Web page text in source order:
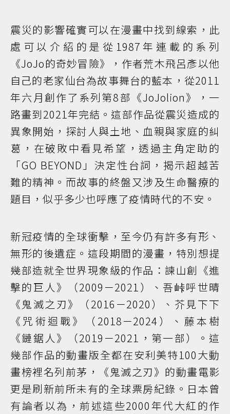
震災的影響確實可以在漫畫中找到線索，此
處可以介紹的是從1987年連載的系列
《JoJo的奇妙冒險》，作者荒木飛呂彥以他
自己的老家仙台為故事舞台的藍本，從2011
年六月創作了系列第8部《JoJolion》，一
路畫到2021年完結。這部作品從震災造成的
異象開始，探討人與土地、血親與家庭的糾
葛，在破敗中看見希望，透過主角定助的
「GO BEYOND」決定性台詞，揭示超越苦
難的精神。而故事的終盤又涉及生命醫療的
題目，似乎多少也呼應了疫情時代的不安。
新冠疫情的全球衝擊，至今仍有許多有形、
無形的後遺症。這段期間的漫畫，特別想提
幾部造就全世界現象級的作品：諫山創《進
擊的巨人》（2009－2021）、吾峠呼世晴
《鬼滅之刃》（2016－2020）、芥見下下
《咒術迴戰》（2018－2024）、藤本樹
《鏈鋸人》（2019－2021，第一部）。這
幾部作品的動畫版全都在安利美特100大動
畫榜裡名列前茅，《鬼滅之刃》的動畫電影
更是刷新前所未有的全球票房紀錄。日本曾
有論者以為，前述這些2000年代大紅的作